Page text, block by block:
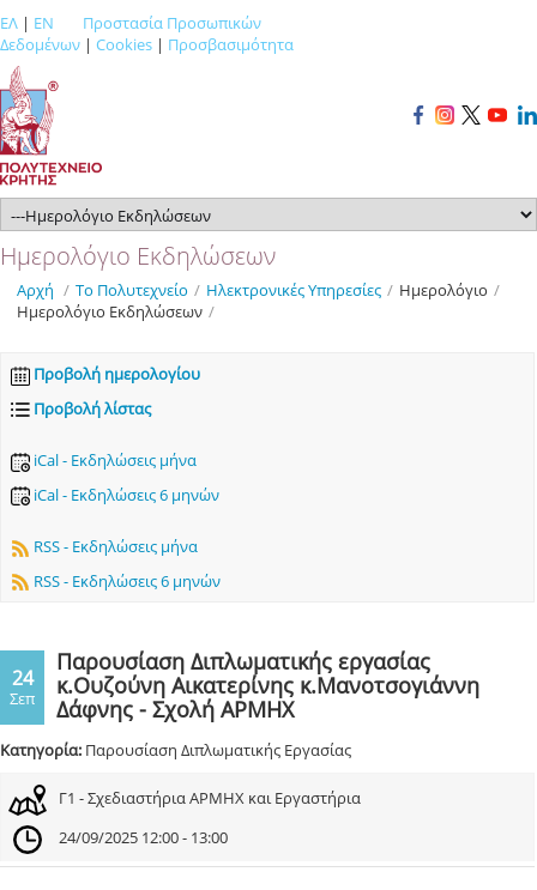
ΕΛ | EN
Προστασία Προσωπικών
Δεδομένων | Cookies | Προσβασιμότητα
Ημερολόγιο Εκδηλώσεων
Αρχή / Το Πολυτεχνείο / Ηλεκτρονικές Υπηρεσίες / Ημερολόγιο /
Ημερολόγιο Εκδηλώσεων /
Προβολή ημερολογίου
Προβολή λίστας
iCal - Εκδηλώσεις μήνα
iCal - Εκδηλώσεις 6 μηνών
RSS - Εκδηλώσεις μήνα
RSS - Εκδηλώσεις 6 μηνών
24
Σεπ
Παρουσίαση Διπλωματικής εργασίας
κ.Ουζούνη Αικατερίνης κ.Μανοτσογιάννη
Δάφνης - Σχολή ΑΡΜΗΧ
Κατηγορία: Παρουσίαση Διπλωματικής Εργασίας
Γ1 - Σχεδιαστήρια ΑΡΜΗΧ και Εργαστήρια
24/09/2025 12:00 - 13:00